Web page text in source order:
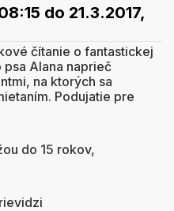
do 21.3.2017,
čítanie o fantastickej
Alana naprieč
na ktorých sa
Podujatie pre
do 15 rokov,